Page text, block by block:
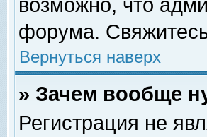
возможно, что
форума.
Вернуться наверх
» Зачем вообще
Регистрация не